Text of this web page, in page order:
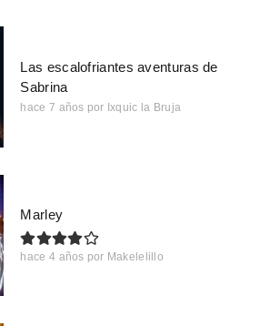
Las escalofriantes aventuras de
Sabrina
hace 7 años por Ixquic la Bruja
Marley
hace 4 años por Makelelillo